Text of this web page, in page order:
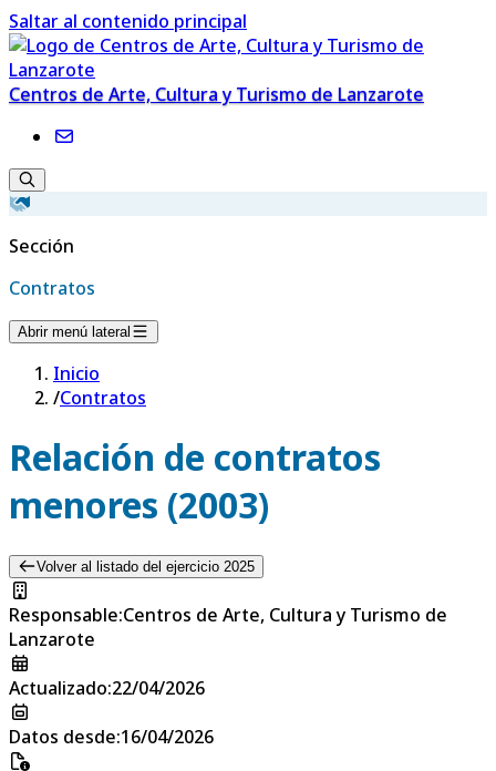
Saltar al contenido principal
Centros de Arte, Cultura y Turismo de Lanzarote
Sección
Contratos
Abrir menú lateral
Inicio
/Contratos
Relación de contratos
menores (2003)
Volver al listado del ejercicio 2025
Responsable:Centros de Arte, Cultura y Turismo de
Lanzarote
Actualizado:22/04/2026
Datos desde:16/04/2026